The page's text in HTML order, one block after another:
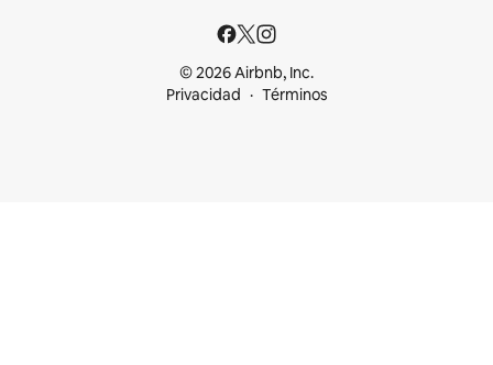
© 2026 Airbnb, Inc.
Privacidad
Términos